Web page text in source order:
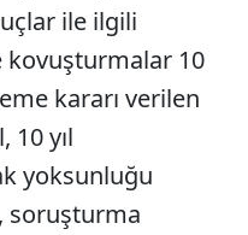
ile ilgili
10
kararı verilen
10 yıl
yoksunluğu
soruşturma